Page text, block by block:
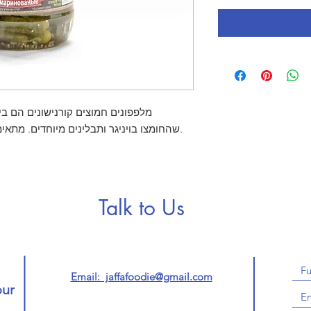
מלפפונים חמוצים קורנישונים הם
שהחומצו בויניגר ותבלינים מיוחדים. מתאימים מאוד לכריכים עם נקניקים ובשר.
Talk to Us
Email: jaffafoodie@gmail.com